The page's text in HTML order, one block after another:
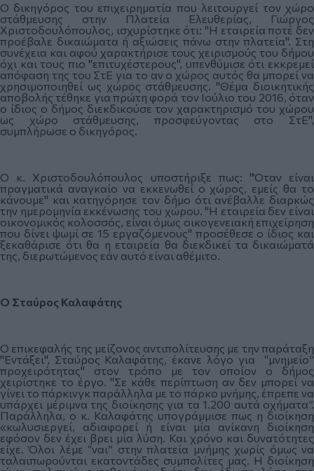
Ο δικηγόρος του επιχειρηματία που λειτουργεί τον χώρο
στάθμευσης στην Πλατεία Ελευθερίας, Γιώργος
Χριστοδουλόπουλος, ισχυρίστηκε ότι: "Η εταιρεία ποτέ δεν
προέβαλε δικαιώματα ή αξιώσεις πάνω στην πλατεία". Στη
συνέχεια και αφού χαρακτήρισε τους χειρισμούς του δήμου
όχι και τους πιο "επιτυχέστερους", υπενθύμισε ότι εκκρεμεί
απόφαση της του ΣτΕ για το αν ο χώρος αυτός θα μπορεί να
χρησιμοποιηθεί ως χώρος στάθμευσης. "Θέμα διοικητικής
αποβολής τέθηκε για πρώτη φορά τον Ιούλιο του 2016, όταν
ο ίδιος ο δήμος διεκδικούσε τον χαρακτηρισμό του χώρου
ως χώρο στάθμευσης, προσφεύγοντας στο ΣτΕ",
συμπλήρωσε ο δικηγόρος.
Ο κ. Χριστοδουλόπουλος υποστήριξε πως: "Όταν είναι
πραγματικά αναγκαίο να εκκενωθεί ο χώρος, εμείς θα το
κάνουμε" και κατηγόρησε τον δήμο ότι ανέβαλλε διαρκώς
την ημερομηνία εκκένωσης του χώρου. "Η εταιρεία δεν είναι
οικονομικός κολοσσός, είναι όμως οικογενειακή επιχείρηση
που δίνει ψωμί σε 15 εργαζόμενους" προσέθεσε ο ίδιος και
ξεκαθάρισε ότι θα η εταιρεία θα διεκδικεί τα δικαιώματά
της, διερωτώμενος εάν αυτό είναι αθέμιτο.
Ο Σταύρος Καλαφάτης
Ο επικεφαλής της μείζονος αντιπολίτευσης με την παράταξη
"Εντάξει", Σταύρος Καλαφάτης, έκανε λόγο για “μνημείο”
προχειρότητας" στον τρόπο με τον οποίον ο δήμος
χειρίστηκε το έργο. "Σε κάθε περίπτωση αν δεν μπορεί να
γίνει το πάρκινγκ παράλληλα με το πάρκο μνήμης, έπρεπε να
υπάρχει μέριμνα της διοίκησης για τα 1.200 αυτά οχήματα”.
Παράλληλα, ο κ. Καλαφάτης υπογράμμισε πως η διοίκηση
«κωλυσιεργεί, αδιαφορεί ή είναι μία ανίκανη διοίκηση
εφόσον δεν έχει βρει μία λύση. Και χρόνο και δυνατότητες
είχε. Όλοι λέμε “ναι” στην πλατεία μνήμης χωρίς όμως να
ταλαιπωρούνται εκατοντάδες συμπολίτες μας. Η διοίκηση